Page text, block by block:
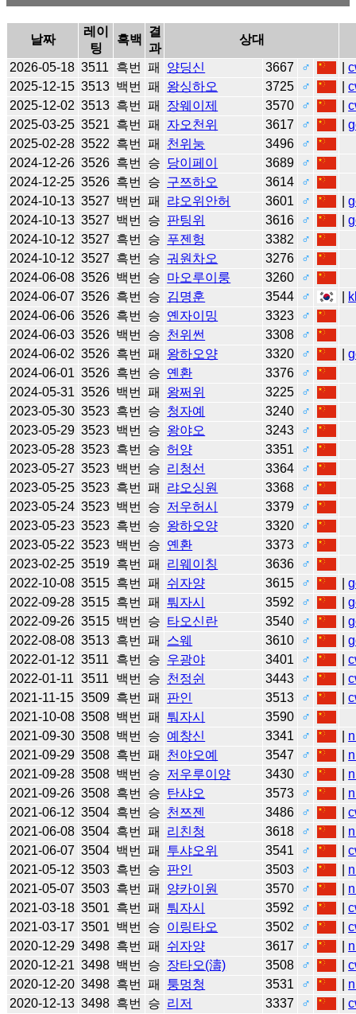
날짜
레이
팅
흑백
결
과
상대
2026-05-18 3511 흑번 패 양딩신 3667 ♂ |
2025-12-15 3513 백번 패 왕싱하오 3725 ♂ |
2025-12-02 3513 흑번 패 장웨이제 3570 ♂ |
2025-03-25 3521 흑번 패 자오천위 3617 ♂ |
2025-02-28 3522 흑번 패 천위눙 3496
♂
2024-12-26 3526 흑번 승 당이페이 3689
♂
2024-12-25 3526 흑번 승 구쯔하오 3614
♂
2024-10-13 3527 백번 패 랴오위안허 3601 ♂ |
2024-10-13 3527 백번 승 판팅위 3616 ♂ |
2024-10-12 3527 흑번 승 푸젠헝 3382
♂
2024-10-12 3527 흑번 승 궈원차오 3276
♂
2024-06-08 3526 백번 승 마오루이룽 3260
♂
2024-06-07 3526 흑번 승 김명훈 3544 ♂
2024-06-06 3526 흑번 승 옌자이밍 3323
♂
2024-06-03 3526 백번 승 천위썬 3308
♂
2024-06-02 3526 흑번 패 왕하오양 3320 ♂ |
2024-06-01 3526 흑번 승 옌환 3376
♂
2024-05-31 3526 백번 패 왕쩌위 3225
♂
2023-05-30 3523 흑번 승 청자예 3240
♂
2023-05-29 3523 백번 승 왕야오 3243
♂
2023-05-28 3523 흑번 승 허양 3351
♂
2023-05-27 3523 백번 승 리청선 3364
♂
2023-05-25 3523 흑번 패 랴오싱원 3368
♂
2023-05-24 3523 백번 승 저우허시 3379
♂
2023-05-23 3523 흑번 승 왕하오양 3320
♂
2023-05-22 3523 백번 승 옌환 3373
♂
2023-02-25 3519 흑번 패 리웨이칭 3636
♂
2022-10-08 3515 흑번 패 쉬자양 3615 ♂ |
2022-09-28 3515 흑번 패 퉈자시 3592 ♂ |
2022-09-26 3515 백번 승 타오신란 3540 ♂ |
2022-08-08 3513 흑번 패 스웨 3610 ♂ |
2022-01-12 3511 흑번 승 우광야 3401 ♂ |
2022-01-11 3511 백번 승 천정쉰 3443 ♂ |
2021-11-15 3509 흑번 패 판인 3513 ♂ |
2021-10-08 3508 백번 패 퉈자시 3590
♂
2021-09-30 3508 백번 승 예창신 3341 ♂
2021-09-29 3508 흑번 패 천야오예 3547 ♂
2021-09-28 3508 백번 승 저우루이양 3430 ♂
2021-09-26 3508 흑번 승 탄샤오 3573 ♂
2021-06-12 3504 흑번 승 천쯔젠 3486 ♂ |
2021-06-08 3504 흑번 패 리친청 3618 ♂
2021-06-07 3504 백번 패 투샤오위 3541 ♂ |
2021-05-12 3503 흑번 승 판인 3503 ♂
2021-05-07 3503 흑번 패 양카이원 3570 ♂
2021-03-18 3501 흑번 패 퉈자시 3592 ♂ |
2021-03-17 3501 백번 승 이링타오 3502 ♂ |
2020-12-29 3498 흑번 패 쉬자양 3617 ♂
2020-12-21 3498 백번 승 장타오(濤) 3508 ♂ |
2020-12-20 3498 흑번 패 퉁멍청 3531 ♂
2020-12-13 3498 흑번 승 리저 3337 ♂ |